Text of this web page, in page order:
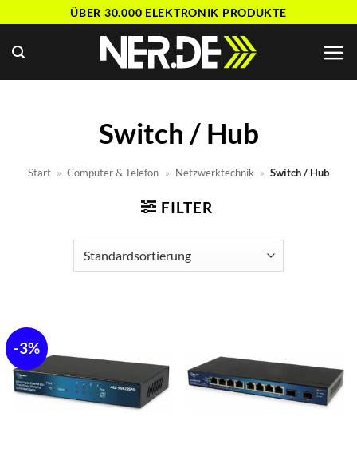
springen
ÜBER 30.000 ELEKTRONIK PRODUKTE
Switch / Hub
Start » Computer & Telefon » Netzwerktechnik » Switch / Hub
FILTER
-3%